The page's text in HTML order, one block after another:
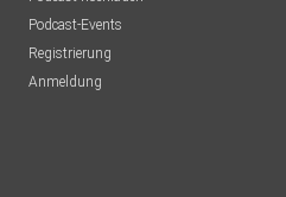
Podcast-Events
Registrierung
Anmeldung